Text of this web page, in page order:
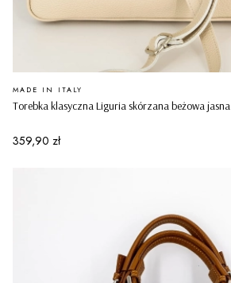
Torebka klasyczna Liguria skórzana beżowa jasna
PRODUCENT
MADE IN ITALY
Cena
359,90 zł